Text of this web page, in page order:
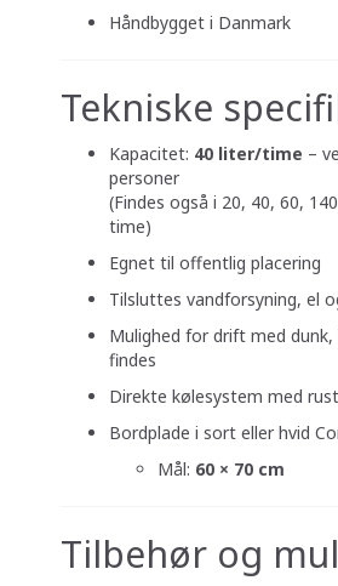
Håndbygget i Danmark
Tekniske
Kapacitet: 40 liter/time –
personer
(Findes også i 20, 40, 60,
time)
Egnet til offentlig placering
Tilsluttes vandforsyning, el
Mulighed for drift med dunk,
findes
Direkte kølesystem med
Bordplade i sort eller hvid
Mål: 60 × 70 cm
Tilbehør og